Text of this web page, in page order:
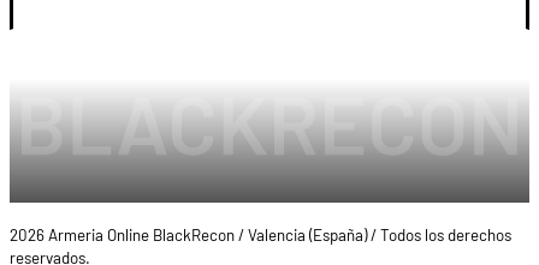
2026 Armeria Online BlackRecon / Valencia (España) / Todos los derechos
reservados.